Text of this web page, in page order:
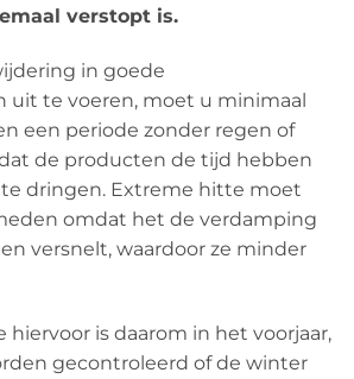
verstopt is.
in goede
uit te voeren, moet u minimaal
een periode zonder regen of
de producten de tijd hebben
dringen. Extreme hitte moet
omdat het de verdamping
versnelt, waardoor ze minder
hiervoor is daarom in het voorjaar,
gecontroleerd of de winter